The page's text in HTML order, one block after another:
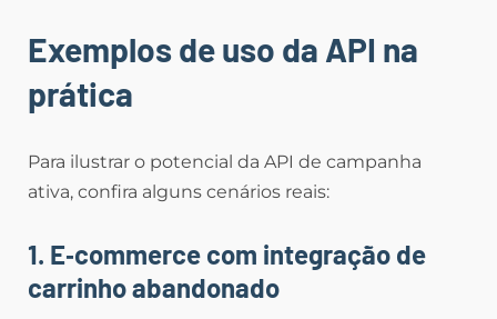
Exemplos de uso da API na
prática
Para ilustrar o potencial da API de campanha
ativa, confira alguns cenários reais:
1. E‑commerce com integração de
carrinho abandonado